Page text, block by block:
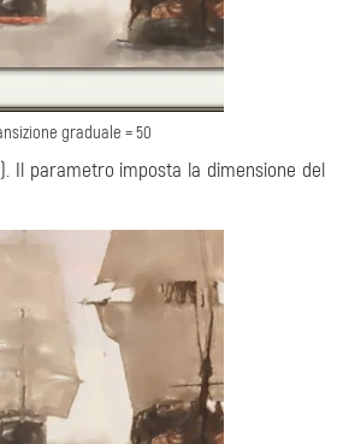
graduale = 50
Il parametro imposta la dimensione del